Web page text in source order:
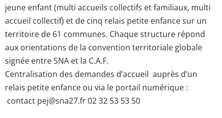
jeune enfant (multi accueils collectifs et familiaux, multi
accueil collectif) et de cinq relais petite enfance sur un
territoire de 61 communes. Chaque structure répond
aux orientations de la convention territoriale globale
signée entre SNA et la C.A.F.
Centralisation des demandes d’accueil auprès d’un
relais petite enfance ou via le portail numérique :
contact pej@sna27.fr 02 32 53 53 50